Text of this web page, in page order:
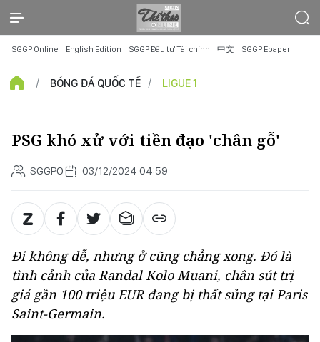
SGGP Online English Edition SGGP Đầu tư Tài chính 中文 SGGP Epaper
BÓNG ĐÁ QUỐC TẾ LIGUE 1
PSG khó xử với tiền đạo 'chân gỗ'
SGGPO 03/12/2024 04:59
Đi không dễ, nhưng ở cũng chẳng xong. Đó là
tình cảnh của Randal Kolo Muani, chân sút trị
giá gần 100 triệu EUR đang bị thất sủng tại Paris
Saint-Germain.